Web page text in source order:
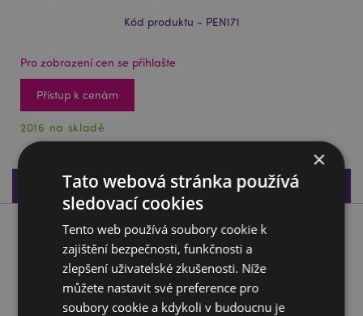
Kód produktu - PEN171
Pro zobrazení cen se přihlašte
Přístup k cenám
2016 na skladě
Specifikace produktu
Popis produktu
Propiska s tenkým hrotem Srdce
Materiál:
×
Tato webová stránka používá
sledovací cookies
Tento web používá soubory cookie k
zajištění bezpečnosti, funkčnosti a
zlepšení uživatelské zkušenosti. Níže
můžete nastavit své preference pro
soubory cookie a kdykoli v budoucnu je